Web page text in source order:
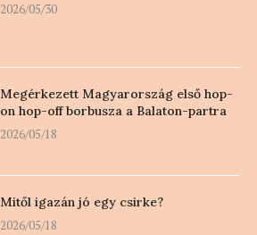
2026/05/30
Megérkezett Magyarország első hop-
on hop-off borbusza a Balaton-partra
2026/05/18
Mitől igazán jó egy csirke?
2026/05/18